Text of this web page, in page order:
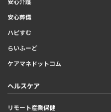
安心葬儀
ハピすむ
らいふーど
ケアマネドットコム
ヘルスケア
リモート産業保健